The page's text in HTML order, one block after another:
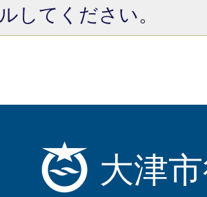
してください。
大津